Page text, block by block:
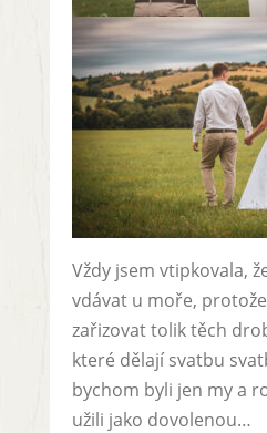
Vždy jsem vtipkovala,
vdávat u moře,
zařizovat tolik těch
které dělají svatbu
bychom byli jen my a
užili jako dovolenou…